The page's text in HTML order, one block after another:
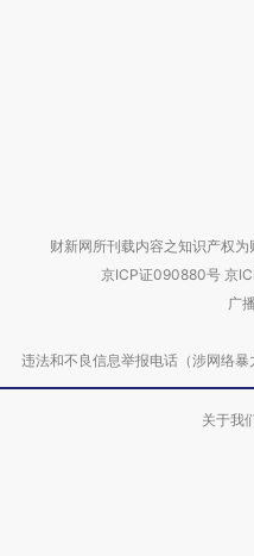
财新网所刊载内容之知识产权
京ICP证090880号 京
广
违法和不良信息举报电话（涉网络
关于我